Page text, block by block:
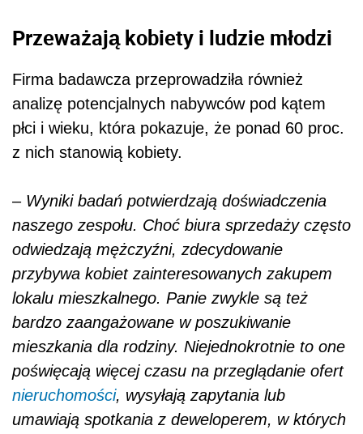
Przeważają kobiety i ludzie młodzi
Firma badawcza przeprowadziła również
analizę potencjalnych nabywców pod kątem
płci i wieku, która pokazuje, że ponad 60 proc.
z nich stanowią kobiety.
– Wyniki badań potwierdzają doświadczenia
naszego zespołu. Choć biura sprzedaży często
odwiedzają mężczyźni, zdecydowanie
przybywa kobiet zainteresowanych zakupem
lokalu mieszkalnego. Panie zwykle są też
bardzo zaangażowane w poszukiwanie
mieszkania dla rodziny. Niejednokrotnie to one
poświęcają więcej czasu na przeglądanie ofert
nieruchomości, wysyłają zapytania lub
umawiają spotkania z deweloperem, w których